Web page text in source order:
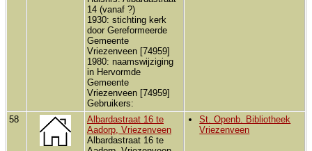
14 (vanaf ?)
1930: stichting kerk
door Gereformeerde
Gemeente
Vriezenveen [74959]
1980: naamswijziging
in Hervormde
Gemeente
Vriezenveen [74959]
Gebruikers:
58
Albardastraat 16 te
Aadorp, Vriezenveen
Albardastraat 16 te
St. Openb. Bibliotheek
Vriezenveen